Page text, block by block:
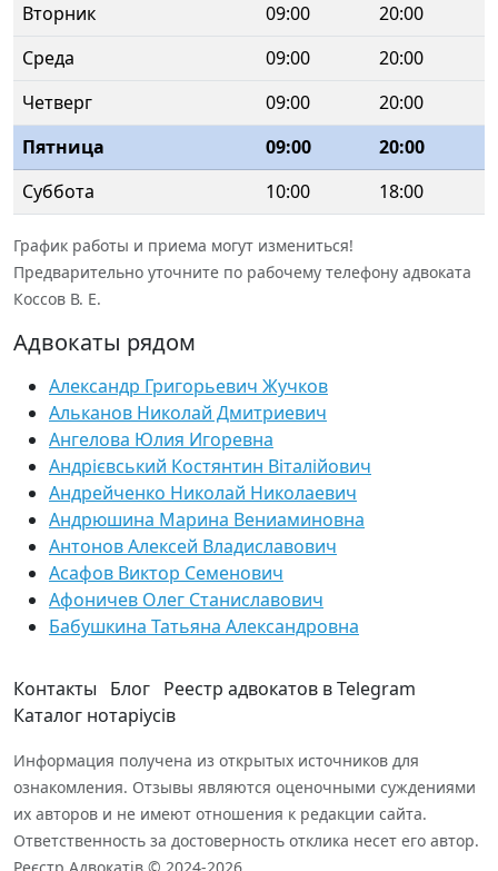
Вторник
09:00
20:00
Среда
09:00
20:00
Четверг
09:00
20:00
Пятница
09:00
20:00
Суббота
10:00 18:00
График работы и приема могут измениться!
Предварительно уточните по рабочему телефону адвоката
Коссов В. Е.
Адвокаты рядом
Александр Григорьевич Жучков
Альканов Николай Дмитриевич
Ангелова Юлия Игоревна
Андрієвський Костянтин Віталійович
Андрейченко Николай Николаевич
Андрюшина Марина Вениаминовна
Антонов Алексей Владиславович
Асафов Виктор Семенович
Афоничев Олег Станиславович
Бабушкина Татьяна Александровна
Контакты Блог Реестр адвокатов в Telegram
Каталог нотаріусів
Информация получена из открытых источников для
ознакомления. Отзывы являются оценочными суждениями
их авторов и не имеют отношения к редакции сайта.
Ответственность за достоверность отклика несет его автор.